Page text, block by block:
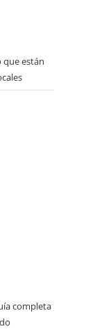
que están
completa